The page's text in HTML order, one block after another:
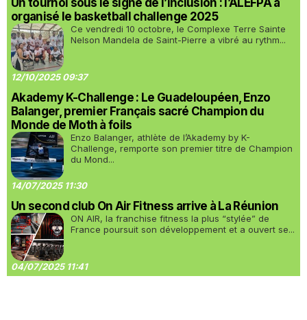
Un tournoi sous le signe de l’inclusion : l’ALEFPA a
organisé le basketball challenge 2025
Ce vendredi 10 octobre, le Complexe Terre Sainte
Nelson Mandela de Saint-Pierre a vibré au rythm...
12/10/2025 09:37
Akademy K-Challenge : Le Guadeloupéen, Enzo
Balanger, premier Français sacré Champion du
Monde de Moth à foils
Enzo Balanger, athlète de l’Akademy by K-
Challenge, remporte son premier titre de Champion
du Mond...
14/07/2025 11:30
Un second club On Air Fitness arrive à La Réunion
ON AIR, la franchise fitness la plus “stylée” de
France poursuit son développement et a ouvert se...
04/07/2025 11:41